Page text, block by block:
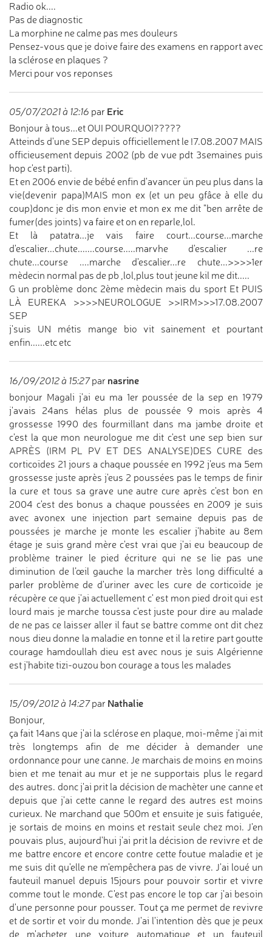
Radio ok....
Pas de diagnostic
La morphine ne calme pas mes douleurs
Pensez-vous que je doive faire des examens en rapport avec
la sclérose en plaques ?
Merci pour vos reponses
05/07/2021 à 12:16 par Eric
Bonjour à tous...et OUI POURQUOI?????
Atteinds d'une SEP depuis officiellement le !7.08.2007 MAIS
officieusement depuis 2002 (pb de vue pdt 3semaines puis
hop c'est parti).
Et en 2006 envie de bébé enfin d'avancer ün peu plus dans la
vie(devenir papa)MAIS mon ex (et un peu gfâce à elle du
coup)donc je dis mon envie et mon ex me dit "ben arrête de
fumer(des joints) va faire et on en reparle,lol.
Et là patatra...je vais faire court...course...marche
d'escalier...chute.......course.....marvhe d'escalier ...re
chute...course ....marche d'escalier...re chute...>>>>1er
mèdecin normal pas de pb ,lol,plus tout jeune kil me dit.....
G un problème donc 2ème mèdecin mais du sport Et PUIS
LÀ EUREKA >>>>NEUROLOGUE >>IRM>>>17.08.2007
SEP
j'suis UN métis mange bio vit sainement et pourtant
enfin......etc etc
16/09/2012 à 15:27par nasrine
bonjour Magali j'ai eu ma 1er poussée de la sep en 1979
j'avais 24ans hélas plus de poussée 9 mois après 4
grossesse 1990 des fourmillant dans ma jambe droite et
c'est la que mon neurologue me dit c'est une sep bien sur
APRÈS (IRM PL PV ET DES ANALYSE)DES CURE des
corticoïdes 21 jours a chaque poussée en 1992 j’eus ma 5em
grossesse juste après j'eus 2 poussées pas le temps de finir
la cure et tous sa grave une autre cure après c'est bon en
2004 c'est des bonus a chaque poussées en 2009 je suis
avec avonex une injection part semaine depuis pas de
poussées je marche je monte les escalier j'habite au 8em
étage je suis grand mère c'est vrai que j'ai eu beaucoup de
problème trainer le pied écriture qui ne se lie pas une
diminution de l’œil gauche la marcher très long difficulté a
parler problème de d'uriner avec les cure de corticoïde je
récupère ce que j'ai actuellement c' est mon pied droit qui est
lourd mais je marche toussa c'est juste pour dire au malade
de ne pas ce laisser aller il faut se battre comme ont dit chez
nous dieu donne la maladie en tonne et il la retire part goutte
courage hamdoullah dieu est avec nous je suis Algérienne
est j'habite tizi-ouzou bon courage a tous les malades
15/09/2012 à 14:27par Nathalie
Bonjour,
ça fait 14ans que j'ai la sclérose en plaque, moi-même j'ai mit
très longtemps afin de me décider à demander une
ordonnance pour une canne. Je marchais de moins en moins
bien et me tenait au mur et je ne supportais plus le regard
des autres. donc j'ai prit la décision de machèter une canne et
depuis que j'ai cette canne le regard des autres est moins
curieux. Ne marchand que 500m et ensuite je suis fatiguée,
je sortais de moins en moins et restait seule chez moi. J'en
pouvais plus, aujourd'hui j'ai prit la décision de revivre et de
me battre encore et encore contre cette foutue maladie et je
me suis dit qu'elle ne m'empêchera pas de vivre. J'ai loué un
fauteuil manuel depuis 15jours pour pouvoir sortir et vivre
comme tout le monde. C'est pas encore le top car j'ai besoin
d'une personne pour pousser. Tout ça me permet de revivre
et de sortir et voir du monde. J'ai l'intention dès que je peux
de m'acheter une voiture automatique et un fauteuil